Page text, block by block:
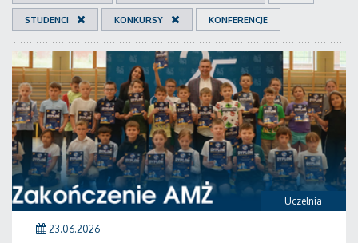
STUDENCI KONKURSY KONFERENCJE
Uczelnia
23.06.2026